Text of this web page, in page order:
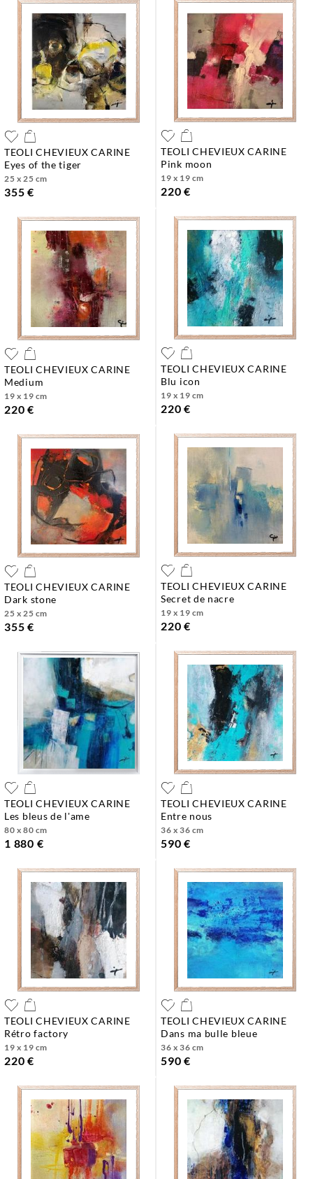
TEOLI CHEVIEUX CARINE
eyes of the tiger
25 x 25 cm
355 €
TEOLI CHEVIEUX CARINE
pink moon
19 x 19 cm
220 €
TEOLI CHEVIEUX CARINE
medium
19 x 19 cm
220 €
TEOLI CHEVIEUX CARINE
blu icon
19 x 19 cm
220 €
TEOLI CHEVIEUX CARINE
dark stone
25 x 25 cm
355 €
TEOLI CHEVIEUX CARINE
secret de nacre
19 x 19 cm
220 €
TEOLI CHEVIEUX CARINE
les bleus de l'ame
80 x 80 cm
1 880 €
TEOLI CHEVIEUX CARINE
entre nous
36 x 36 cm
590 €
TEOLI CHEVIEUX CARINE
rétro factory
19 x 19 cm
220 €
TEOLI CHEVIEUX CARINE
dans ma bulle bleue
36 x 36 cm
590 €